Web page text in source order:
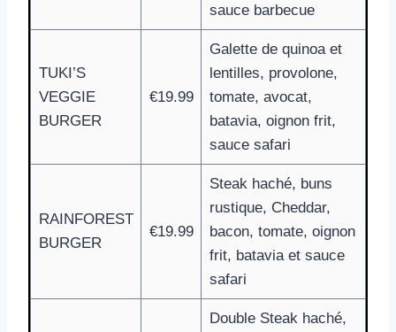
sauce barbecue
TUKI’S
VEGGIE
BURGER
€19.99
Galette de quinoa et
lentilles, provolone,
tomate, avocat,
batavia, oignon frit,
sauce safari
RAINFOREST
BURGER
€19.99
Steak haché, buns
rustique, Cheddar,
bacon, tomate, oignon
frit, batavia et sauce
safari
Double Steak haché,